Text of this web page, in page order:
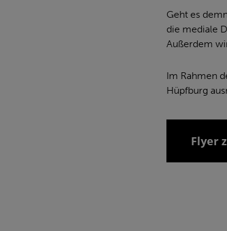
Geht es
die mediale
Außerdem
Im Rahmen
Hüpfburg
Flyer